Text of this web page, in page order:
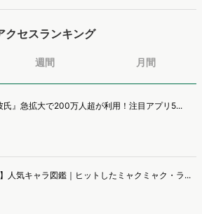
場理解をしていけるのか、現状の既発商品のセグメント
発関連担当者様・マーケティング担当者様向け必見のレ
ます。
クセスランキング
週間 月間
氏』急拡大で200万人超が利用！注目アプリ5...
人気キャラ図鑑｜ヒットしたミャクミャク・ラ...